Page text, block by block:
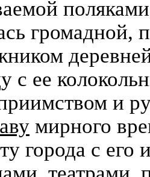
с ее
и
мирного
города с